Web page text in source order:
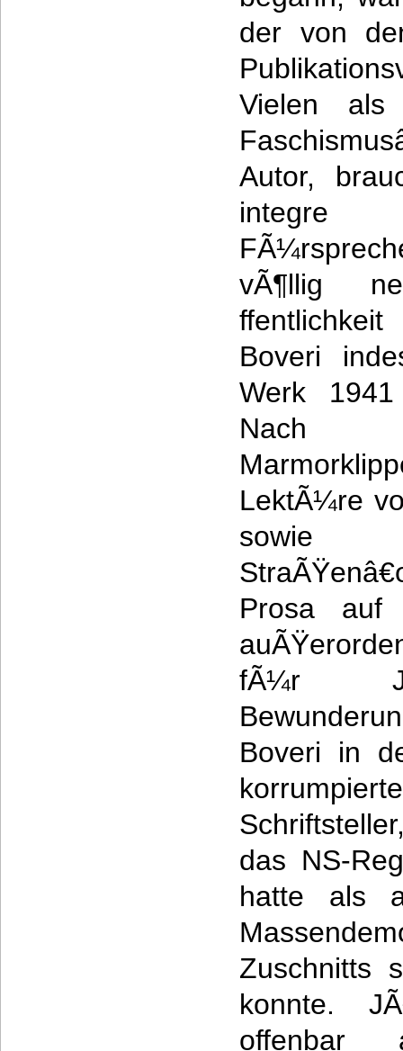
der von
Vielen als
Autor,
integre
vÃ¶llig
Boveri
Werk
Nach
LektÃ¼re
sowie
Prosa auf
fÃ¼r
Boveri in
das NS-
hatte als
Zuschnitts
konnte.
offenbar